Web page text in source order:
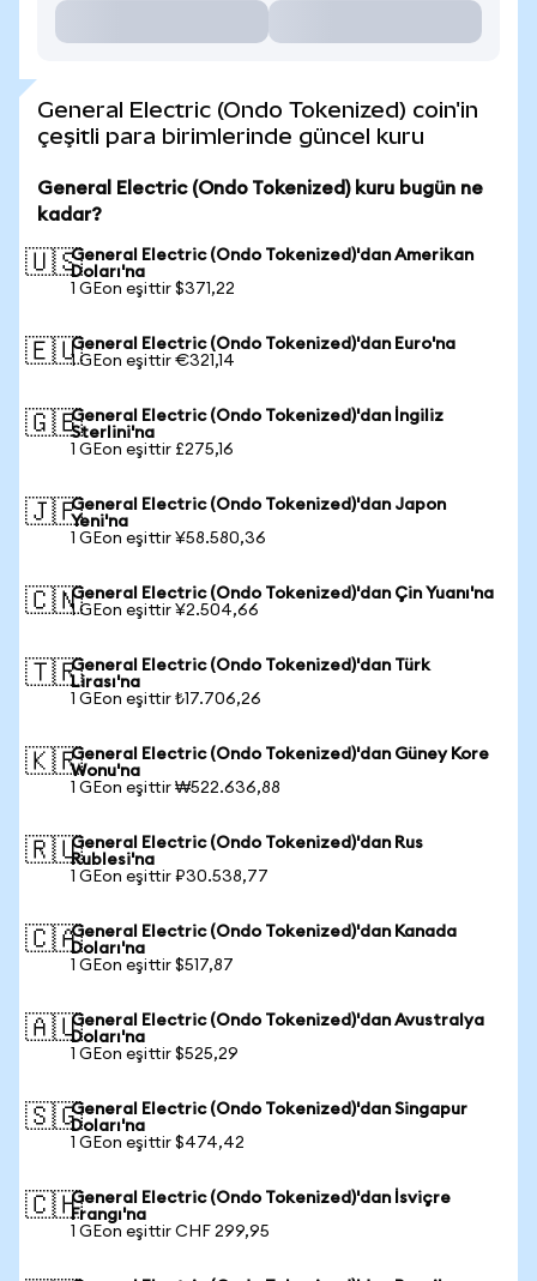
General Electric (Ondo Tokenized) coin'in
çeşitli para birimlerinde güncel kuru
General Electric (Ondo Tokenized) kuru bugün ne
kadar?
🇺🇸General Electric (Ondo Tokenized)'dan Amerikan
Doları'na
1 GEon eşittir $371,22
🇪🇺General Electric (Ondo Tokenized)'dan Euro'na
1 GEon eşittir €321,14
🇬🇧General Electric (Ondo Tokenized)'dan İngiliz
Sterlini'na
1 GEon eşittir £275,16
🇯🇵General Electric (Ondo Tokenized)'dan Japon
Yeni'na
1 GEon eşittir ¥58.580,36
🇨🇳General Electric (Ondo Tokenized)'dan Çin Yuanı'na
1 GEon eşittir ¥2.504,66
🇹🇷General Electric (Ondo Tokenized)'dan Türk
Lirası'na
1 GEon eşittir ₺17.706,26
🇰🇷General Electric (Ondo Tokenized)'dan Güney Kore
Wonu'na
1 GEon eşittir ₩522.636,88
🇷🇺General Electric (Ondo Tokenized)'dan Rus
Rublesi'na
1 GEon eşittir ₽30.538,77
🇨🇦General Electric (Ondo Tokenized)'dan Kanada
Doları'na
1 GEon eşittir $517,87
🇦🇺General Electric (Ondo Tokenized)'dan Avustralya
Doları'na
1 GEon eşittir $525,29
🇸🇬General Electric (Ondo Tokenized)'dan Singapur
Doları'na
1 GEon eşittir $474,42
🇨🇭General Electric (Ondo Tokenized)'dan İsviçre
Frangı'na
1 GEon eşittir CHF 299,95